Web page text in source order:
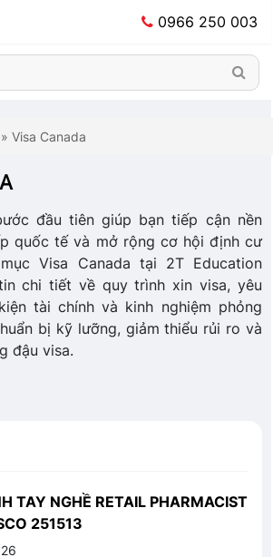
0966 250 003
» Visa Canada
đầu tiên giúp bạn tiếp cận nền
quốc tế và mở rộng cơ hội định cư
Visa Canada tại 2T Education
chi tiết về quy trình xin visa, yêu
tài chính và kinh nghiệm phỏng
bị kỹ lưỡng, giảm thiểu rủi ro và
đậu visa.
TAY NGHỀ RETAIL PHARMACIST
251513